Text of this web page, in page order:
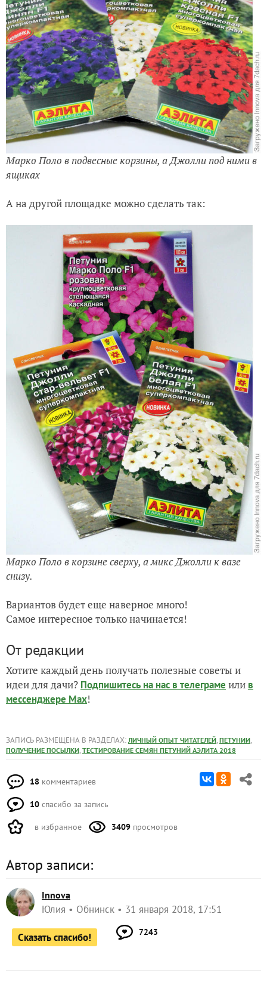
Марко Поло в подвесные корзины, а Джолли под ними в
ящиках
А на другой площадке можно сделать так:
Марко Поло в корзине сверху, а микс Джолли к вазе
снизу.
Вариантов будет еще наверное много!
Самое интересное только начинается!
От редакции
Хотите каждый день получать полезные советы и
идеи для дачи? Подпишитесь на нас в телеграме или в
мессенджере Max!
ЗАПИСЬ РАЗМЕЩЕНА В РАЗДЕЛАХ: ЛИЧНЫЙ ОПЫТ ЧИТАТЕЛЕЙ, ПЕТУНИИ,
ПОЛУЧЕНИЕ ПОСЫЛКИ, ТЕСТИРОВАНИЕ СЕМЯН ПЕТУНИЙ АЭЛИТА 2018
18 комментариев
10 спасибо за запись
в избранное 3409 просмотров
Автор записи:
Innova
Юлия Обнинск 31 января 2018, 17:51
Сказать спасибо! 7243